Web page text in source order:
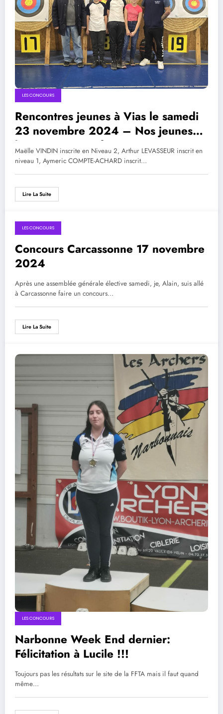
LES CONCOURS
Rencontres jeunes à Vias le samedi
23 novembre 2024 – Nos jeunes
biterrois ont performé!
Maëlle VINDIN inscrite en Niveau 2, Arthur LEVASSEUR inscrit en
niveau 1, Aymeric COMPTE-ACHARD inscrit…
Lire La Suite
LES CONCOURS
Concours Carcassonne 17 novembre
2024
Après une assemblée générale élective samedi, je, Alain, suis allé
à Carcassonne faire un concours…
Lire La Suite
LES CONCOURS
Narbonne Week End dernier:
Félicitation à Lucile !!!
Toujours pas les résultats sur le site de la FFTA mais il faut quand
même…